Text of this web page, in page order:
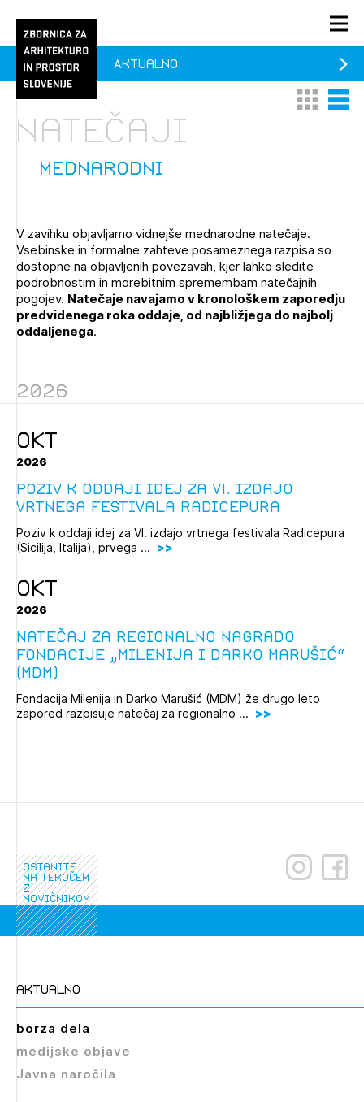
PRIJAVA
KONTAKT
Praksa
O ZAPS
Izbrana vsebina je namenjena le ZAPS
registriranim uporabnikom. Da lahko do nje
PRIJAVITE SE
1/1
Pozdravljeni
Prijavite se s svojim ZAPS uporabniškim imenom in geslom.
POZABLJENO GESLO
REGISTRIRAJTE SE
Thumbnail
List
mednarodni
natečaji
V zavihku objavljamo vidnejše mednarodne natečaje.
Vsebinske in formalne zahteve posameznega razpisa so
dostopne na objavljenih povezavah, kjer lahko sledite
podrobnostim in morebitnim spremembam natečajnih
pogojev. Natečaje navajamo v kronološkem zaporedju
predvidenega roka oddaje, od najbližjega do najbolj
oddaljenega.
Aktualno
2026
OKT
2026
Poziv k oddaji idej za VI. izdajo
vrtnega festivala Radicepura
Poziv k oddaji idej za VI. izdajo vrtnega festivala Radicepura
(Sicilija, Italija), prvega ...
OKT
2026
Natečaj za regionalno nagrado
Fondacije „Milenija i Darko Marušić“
(MDM)
Fondacija Milenija in Darko Marušić (MDM) že drugo leto
zapored razpisuje natečaj za regionalno ...
ostanite
na tekočem
z
novičnikom
aktualno
borza dela
medijske objave
Javna naročila
1/2
Prijava na novičnik
Ostanite na tekočem z novicami in se naročite na
Novičnike. Označite svojo izbiro.
Novičnike vam bomo pošiljali na vaš elektronski naslov.
Mesečni novičnik
Tedenski novičnik javnih naročil
Dnevne medijske objave
NAPREJ